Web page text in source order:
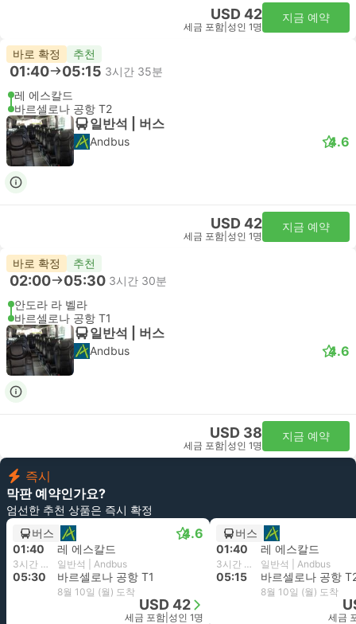
USD 42
세금 포함 성인 1명
지금 예약
바로 확정 추천
01:40 05:15 3시간 35분
레 에스칼드
바르셀로나 공항 T2
일반석 | 버스
Andbus 4.6
USD 42
세금 포함 성인 1명
지금 예약
바로 확정 추천
02:00 05:30 3시간 30분
안도라 라 벨라
바르셀로나 공항 T1
일반석 | 버스
Andbus 4.6
USD 38
세금 포함 성인 1명
지금 예약
즉시
막판 예약인가요?
엄선한 추천 상품은 즉시 확정
버스
4.6
01:40 레 에스칼드
3시간 50분 일반석 | Andbus
05:30 바르셀로나 공항 T1
8월 10일 (월) 도착
USD 42
세금 포함 성인 1명
버스
01:40
레 에스칼드
3시간 35분 일반석 | Andbus
05:15 바르셀로나 공항
8월 10일 (월) 도착
세금